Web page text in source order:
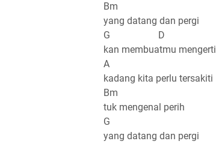
Bm
yang datang dan pergi
G D
kan membuatmu mengerti
A
kadang kita perlu tersakiti
Bm
tuk mengenal perih
G
yang datang dan pergi